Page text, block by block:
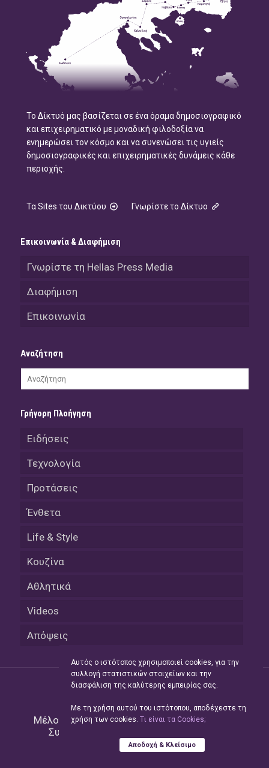
Το Δίκτυό μας βασίζεται σε ένα όραμα δημοσιογραφικό
και επιχειρηματικό με μοναδική φιλοδοξία να
ενημερώσει τον κόσμο και να συνενώσει τις υγιείς
δημοσιογραφικές και επιχειρηματικές δυνάμεις κάθε
περιοχής.
Τα Sites του Δικτύου Γνωρίστε το Δίκτυο
Επικοινωνία & Διαφήμιση
Γνωρίστε τη Hellas Press Media
Διαφήμιση
Επικοινωνία
Αναζήτηση
Γρήγορη Πλοήγηση
Ειδήσεις
Τεχνολογία
Προτάσεις
Ένθετα
Life & Style
Κουζίνα
Αθλητικά
Videos
Απόψεις
Μέλος του Δικτύου τηςHellas Press Media
Συντήρηση και Ανάπτυξη
Αυτός ο ιστότοπος χρησιμοποιεί cookies, για την
συλλογή στατιστικών στοιχείων και την
διασφάλιση της καλύτερης εμπειρίας σας.
Με τη χρήση αυτού του ιστότοπου, αποδέχεστε τη
χρήση των cookies. Tι είναι τα Cookies;
Αποδοχή & Κλείσιμο